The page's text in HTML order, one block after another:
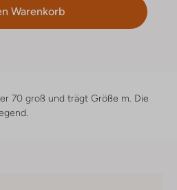
Warenkorb
70 groß und trägt Größe m. Die